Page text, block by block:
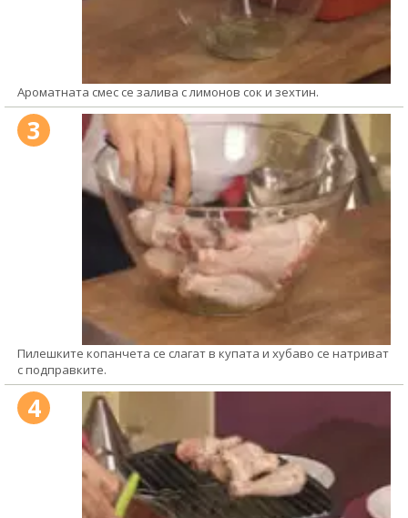
Ароматната смес се залива с лимонов сок и зехтин.
3
Пилешките копанчета се слагат в купата и хубаво се натриват
с подправките.
4